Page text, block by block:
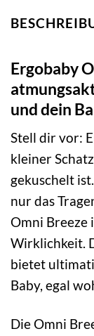
Ergobaby
und dein
Stell dir vor:
kleiner
gekuschelt
nur das
Omni Breeze
Wirklichkeit.
bietet
Baby, egal
Die Omni